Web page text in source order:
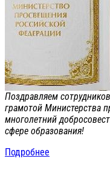
Поздравляем
грамотой Министерства
многолетний
сфере образования!
Подробнее